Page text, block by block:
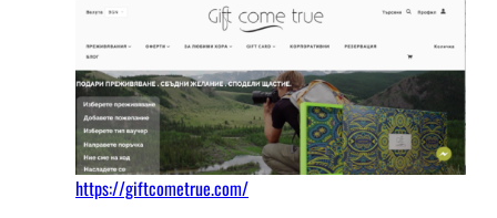
https://giftcometrue.com/